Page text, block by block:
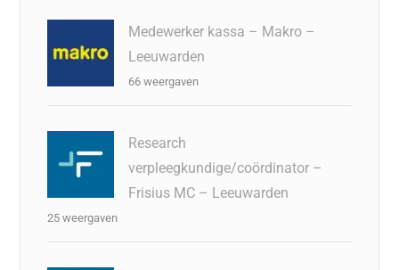
Medewerker kassa – Makro –
Leeuwarden
66 weergaven
Research
verpleegkundige/coördinator –
Frisius MC – Leeuwarden
25 weergaven